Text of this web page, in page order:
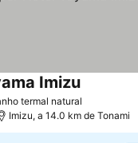
termal natural
ImizuVer preços
Imizu, a 14.0 km de Tonami